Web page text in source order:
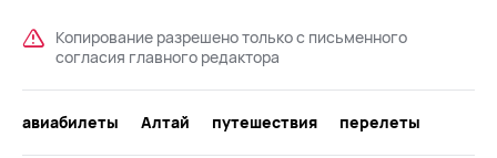
Копирование разрешено только с письменного
согласия главного редактора
авиабилеты Алтай путешествия перелеты